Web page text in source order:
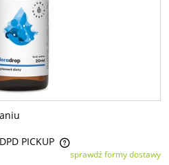
PICKUP
kosztów płatnościsprawdź formy dostawy